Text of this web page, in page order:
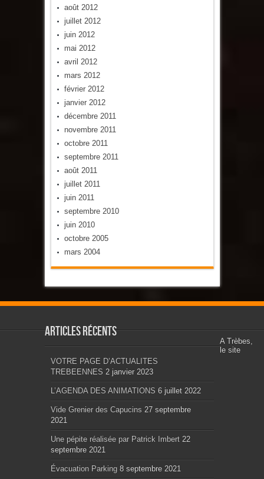
août 2012
juillet 2012
juin 2012
mai 2012
avril 2012
mars 2012
février 2012
janvier 2012
décembre 2011
novembre 2011
octobre 2011
septembre 2011
août 2011
juillet 2011
juin 2011
septembre 2010
juin 2010
octobre 2005
mars 2004
Articles récents
VOTRE PAGE D’ACTUALITES
TREBEENNES 2 janvier 2023
L’AGENDA DES ANIMATIONS 6 juillet 2022
Vide Grenier des Capucins 27 septembre
2021
Une pépite réalisée par Patrick Imbert 22
septembre 2021
Évacuation Parking 8 septembre 2021
A Trèbes,
le site